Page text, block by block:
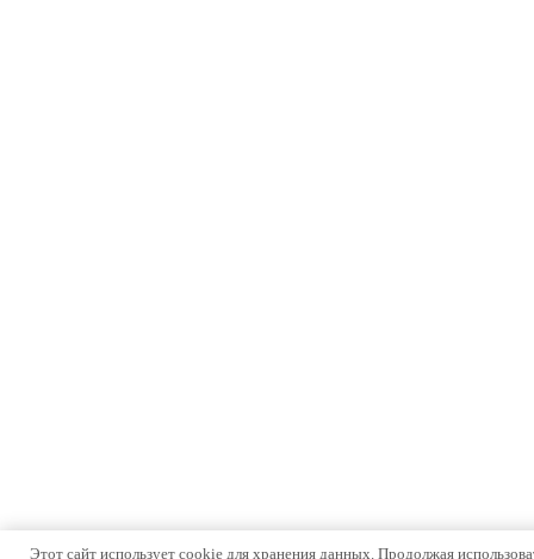
Этот сайт использует cookie для хранения данных. Продолжая